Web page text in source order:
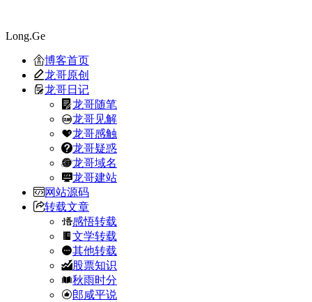
Long.Ge
博客首页
龙哥原创
龙哥日记
龙哥随笔
龙哥见解
龙哥感触
龙哥疑惑
龙哥域名
龙哥建站
网站源码
转载文章
感悟转载
文学转载
其他转载
股票知识
秋雨时分
郎咸平说